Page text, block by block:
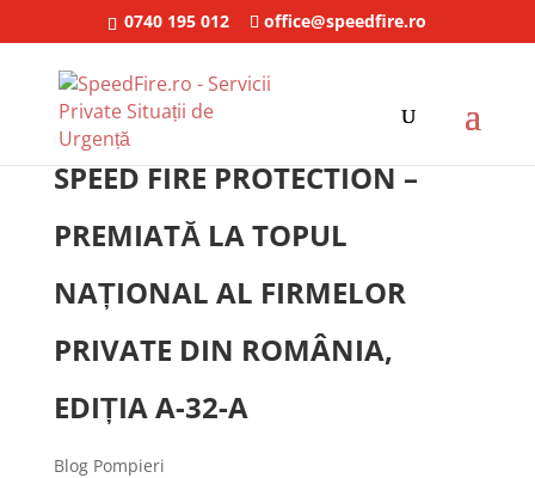
0740 195 012 office@speedfire.ro
SPEED FIRE PROTECTION –
PREMIATĂ LA TOPUL
NAȚIONAL AL FIRMELOR
PRIVATE DIN ROMÂNIA,
EDIȚIA A-32-A
Blog Pompieri